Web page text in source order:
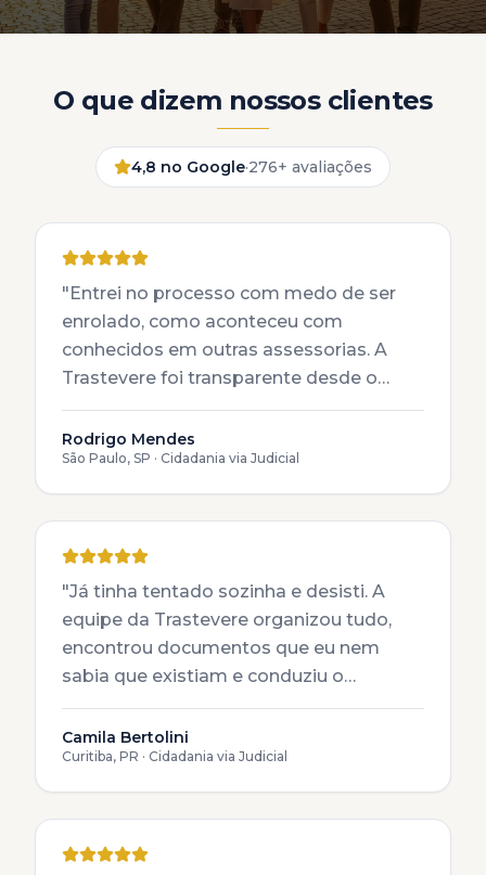
O que dizem nossos clientes
4,8 no Google·276+ avaliações
"Entrei no processo com medo de ser
enrolado, como aconteceu com
conhecidos em outras assessorias. A
Trastevere foi transparente desde o
primeiro contato. Minha cidadania via
judicial foi conduzida com total
transparência e dentro das
expectativas."
Rodrigo Mendes
São Paulo, SP · Cidadania via Judicial
"Já tinha tentado sozinha e desisti. A
equipe da Trastevere organizou tudo,
encontrou documentos que eu nem
sabia que existiam e conduziu o
processo judicial com maestria. Hoje sou
cidadã italiana com meus dois filhos.
Camila Bertolini
Curitiba, PR · Cidadania via Judicial